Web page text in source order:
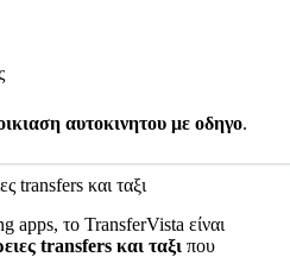
αυτοκινητου με οδηγο.
transfers και ταξι
apps, το TransferVista είναι
transfers και ταξι που